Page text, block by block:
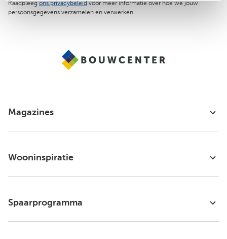
Raadpleeg ons privacybeleid voor meer informatie over hoe we jouw
persoonsgegevens verzamelen en verwerken.
Magazines
Wooninspiratie
Spaarprogramma